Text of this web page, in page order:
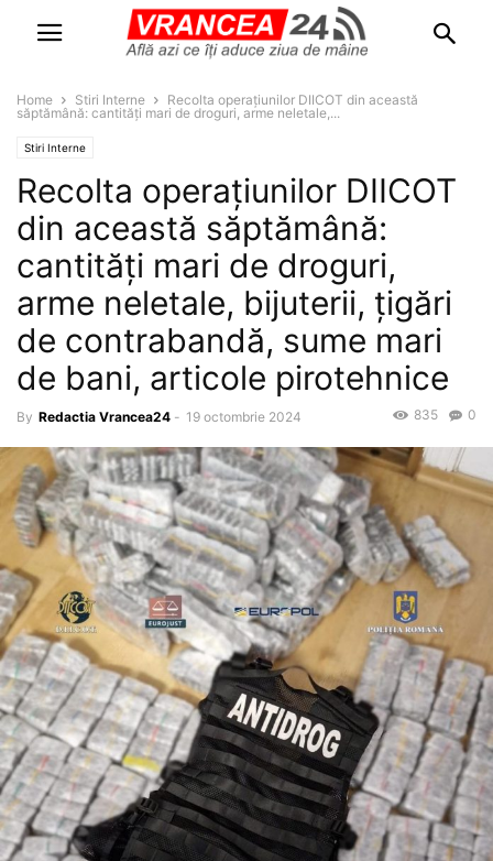
Home Stiri Interne
Recolta operațiunilor DIICOT din această
săptămână: cantități mari de droguri, arme neletale,...
Stiri Interne
Recolta operațiunilor DIICOT
din această săptămână:
cantități mari de droguri,
arme neletale, bijuterii, țigări
de contrabandă, sume mari
de bani, articole pirotehnice
By Redactia Vrancea24 - 19 octombrie 2024 0
835